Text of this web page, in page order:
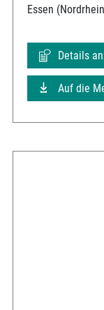
Essen
Details
Auf die